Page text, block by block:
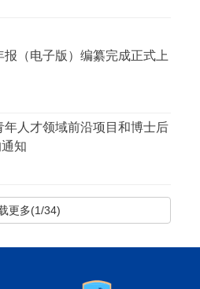
（电子版）编纂完成正式上
年人才领域前沿项目和博士后
知
更多(1/34)